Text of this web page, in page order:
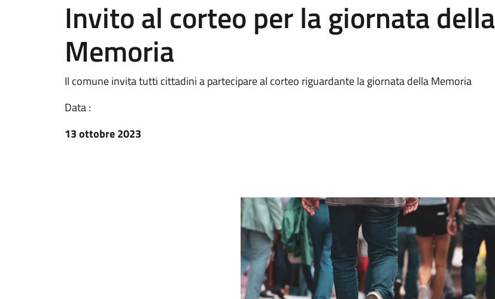
Invito al corteo per la giornata della
Memoria
Il comune invita tutti cittadini a partecipare al corteo riguardante la giornata della Memoria
Data :
13 ottobre 2023